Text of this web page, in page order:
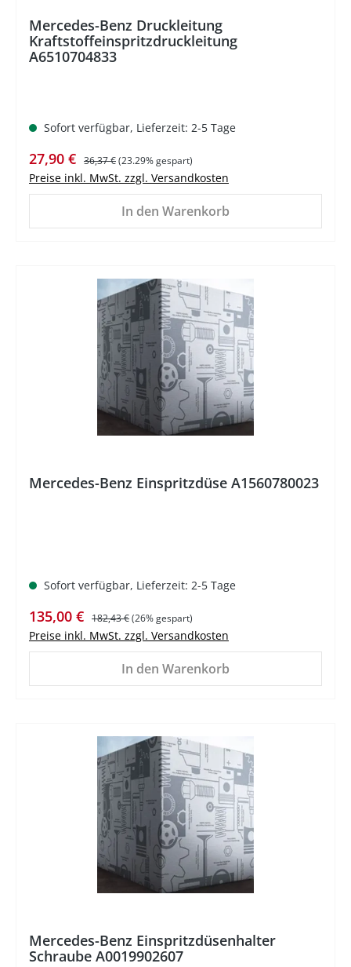
Mercedes-Benz Druckleitung
Kraftstoffeinspritzdruckleitung
A6510704833
Sofort verfügbar, Lieferzeit: 2-5 Tage
Verkaufspreis:
27,90 € Regulärer Preis:
36,37 €(23.29% gespart)
Preise inkl. MwSt. zzgl. Versandkosten
In den Warenkorb
Mercedes-Benz Einspritzdüse A1560780023
Sofort verfügbar, Lieferzeit: 2-5 Tage
Verkaufspreis:
135,00 € Regulärer Preis:
182,43 €(26% gespart)
Preise inkl. MwSt. zzgl. Versandkosten
In den Warenkorb
Mercedes-Benz Einspritzdüsenhalter
Schraube A0019902607